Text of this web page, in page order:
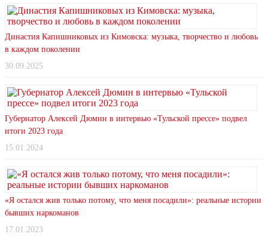
Династия Капишниковых из Кимовска: музыка, творчество и любовь
в каждом поколении
30.09.2025
Губернатор Алексей Дюмин в интервью «Тульской прессе» подвел
итоги 2023 года
15.01.2024
«Я остался жив только потому, что меня посадили»: реальные истории
бывших наркоманов
17.01.2023